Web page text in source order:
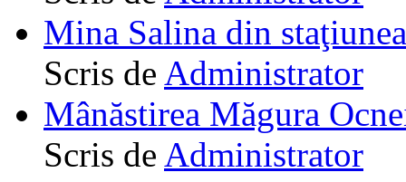
Mina Salina din
Scris de Administrator
Mânăstirea Măgura
Scris de Administrator